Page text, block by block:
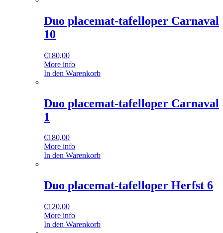
Duo placemat-tafelloper Carnaval
10
€180,00
More info
In den Warenkorb
Duo placemat-tafelloper Carnaval
1
€180,00
More info
In den Warenkorb
Duo placemat-tafelloper Herfst 6
€120,00
More info
In den Warenkorb